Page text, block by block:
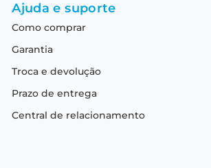
Ajuda e suporte
Como comprar
Garantia
Troca e devolução
Prazo de entrega
Central de relacionamento